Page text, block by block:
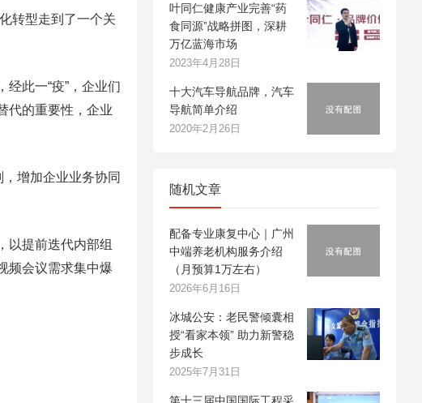
转型走到了一个关
此一“疫”，企业们
代的重要性，企业
增加企业业务协同
提前迭代内部组
频会议需求集中爆
叶同仁健康产业完善“药
食同源”战略拼图，深耕
万亿蓝海市场
2023年4月28日
十大汽车导航品牌，汽车
导航简单介绍
2020年2月26日
随机文章
配备专业康复中心｜广州
中端养老机构服务介绍
（月预算1万左右）
2026年6月16日
冰城公安：老民警倾囊相
授“看家本领” 助力新警稳
步成长
2025年7月31日